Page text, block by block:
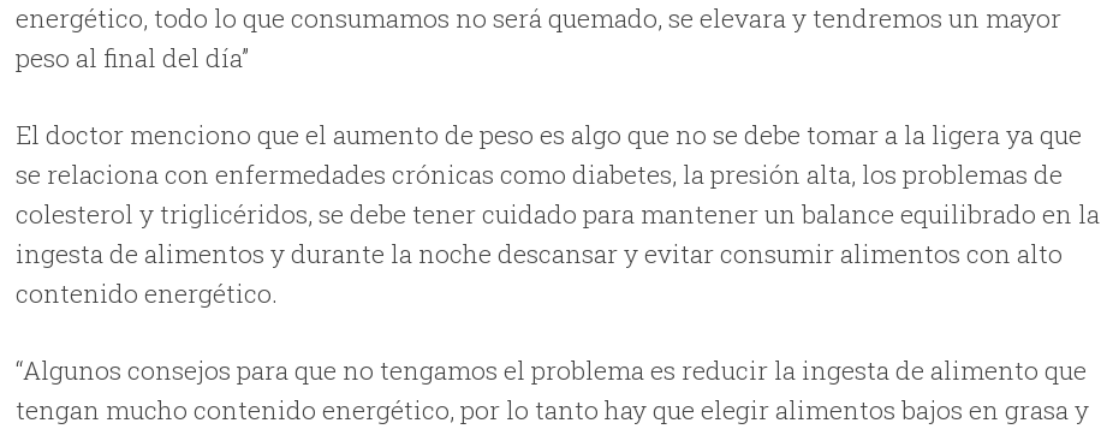
energético, todo lo que consumamos no será quemado, se elevara y tendremos un mayor
peso al final del día”
El doctor menciono que el aumento de peso es algo que no se debe tomar a la ligera ya que
se relaciona con enfermedades crónicas como diabetes, la presión alta, los problemas de
colesterol y triglicéridos, se debe tener cuidado para mantener un balance equilibrado en la
ingesta de alimentos y durante la noche descansar y evitar consumir alimentos con alto
contenido energético.
“Algunos consejos para que no tengamos el problema es reducir la ingesta de alimento que
tengan mucho contenido energético, por lo tanto hay que elegir alimentos bajos en grasa y